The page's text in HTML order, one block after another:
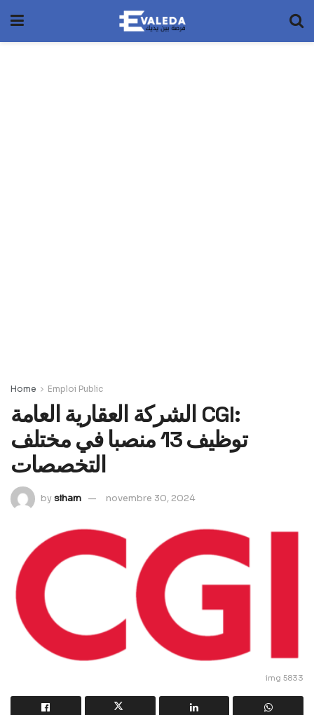
Home Emploi Public
الشركة العقارية العامة CGI:
توظيف 13 منصبا في مختلف
التخصصات
bysiham novembre 30, 2024
img 5833